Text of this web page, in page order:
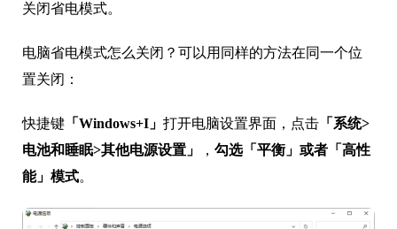
关闭省电模式。
电脑省电模式怎么关闭？可以用同样的方法在同一个位
置关闭：
快捷键 「Windows+I」 打开电脑设置界面，点击 「系统>
电池和睡眠>其他电源设置」
， 勾选「平衡」或者「高性
能」模式。